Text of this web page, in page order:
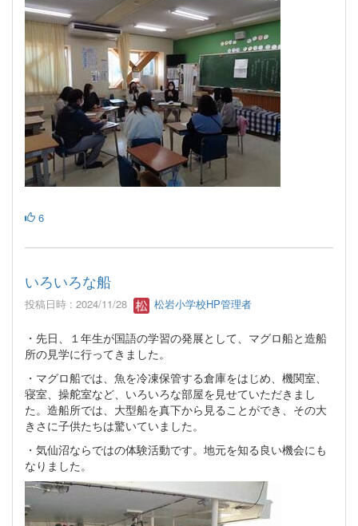
6
いろいろな船
投稿日時 : 2024/11/28 松岩小学校HP管理者
・先日、１年生が国語の学習の発展として、マグロ船と造船
所の見学に行ってきました。
・マグロ船では、魚を冷凍保管する倉庫をはじめ、機関室、
寝室、操舵室など、いろいろな部屋を見せていただきまし
た。造船所では、大型船を真下から見ることができ、その大
きさに子供たちは驚いていました。
・気仙沼ならではの体験活動です。地元を知る良い機会にも
なりました。